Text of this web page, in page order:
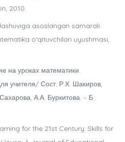
2010.
asoslangan samarali
o‘qituvchilari uyushmasi,
на уроках математики.
учителя/ Сост. Р.Х. Шакиров,
А.А. Буркитова. – Б.:
for the 21st Century: Skills for